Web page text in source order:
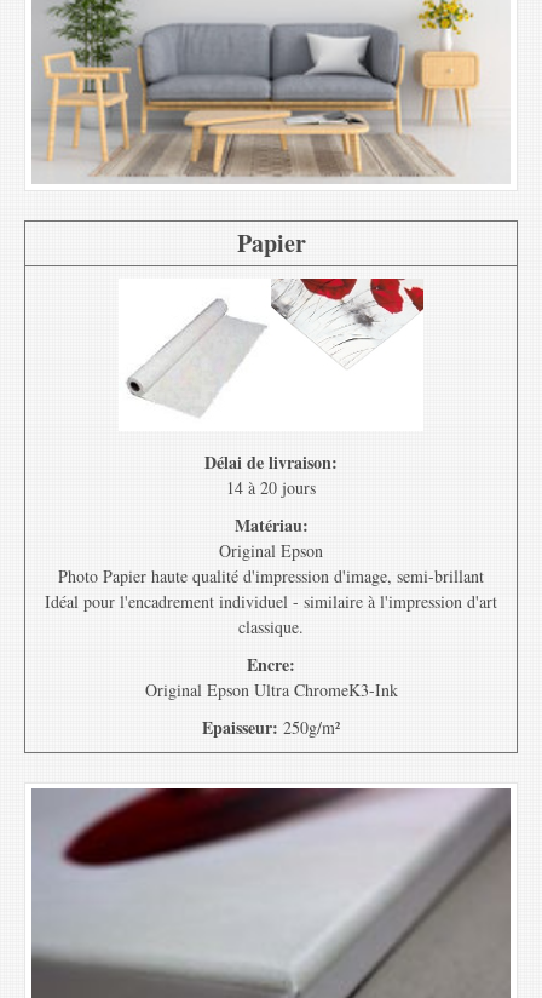
Papier
Délai de livraison:
14 à 20 jours
Matériau:
Original Epson
Photo Papier haute qualité d'impression d'image, semi-brillant
Idéal pour l'encadrement individuel - similaire à l'impression d'art
classique.
Encre:
Original Epson Ultra ChromeK3-Ink
Epaisseur: 250g/m²